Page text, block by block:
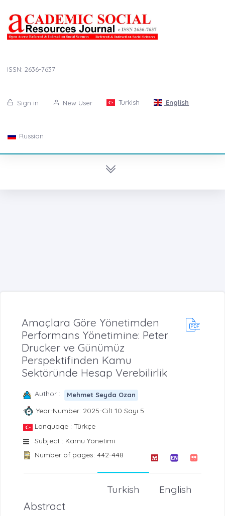
ISSN: 2636-7637
Sign in New User Turkish English
Russian
Amaçlara Göre Yönetimden
Performans Yönetimine: Peter
Drucker ve Günümüz
Perspektifinden Kamu
Sektöründe Hesap Verebilirlik
Author : Mehmet Seyda Ozan
Year-Number: 2025-Cilt 10 Sayı 5
Language : Türkçe
Subject : Kamu Yönetimi
Number of pages: 442-448
English
Turkish
Abstract